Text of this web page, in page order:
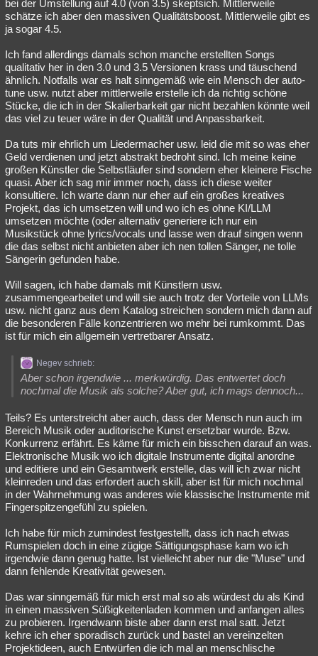
bei der Umstellung auf 4.0 (von 3.5) skeptsich. Mittlerweile
schätze ich aber den massiven Qualitätsboost. Mittlerweile gibt es
ja sogar 4.5.
Ich fand allerdings damals schon manche erstellten Songs
qualitativ her in den 3.0 und 3.5 Versionen krass und täuschend
ähnlich. Notfalls war es halt sinngemäß wie ein Mensch der auto-
tune usw. nutzt aber mittlerweile erstelle ich da richtig schöne
Stücke, die ich in der Skalierbarkeit gar nicht bezahlen könnte weil
das viel zu teuer wäre in der Qualität und Anpassbarkeit.
Da tuts mir ehrlich um Liedermacher usw. leid die mit so was eher
Geld verdienen und jetzt abstrakt bedroht sind. Ich meine keine
großen Künstler die Selbstläufer sind sondern eher kleinere Fische
quasi. Aber ich sag mir immer noch, dass ich diese weiter
konsultiere. Ich warte dann nur eher auf ein großes kreatives
Projekt, das ich umsetzen will und wo ich es ohne KI/LLM
umsetzen möchte (oder alternativ generiere ich nur ein
Musikstück ohne lyrics/vocals und lasse wen drauf singen wenn
die das selbst nicht anbieten aber ich nen tollen Sänger, ne tolle
Sängerin gefunden habe.
Will sagen, ich habe damals mit Künstlern usw.
zusammengearbeitet und will sie auch trotz der Vorteile von LLMs
usw. nicht ganz aus dem Katalog streichen sondern mich dann auf
die besonderen Fälle konzentrieren wo mehr bei rumkommt. Das
ist für mich ein allgemein vertretbarer Ansatz.
Negev schrieb:
Aber schon irgendwie ... merkwürdig. Das entwertet doch
nochmal die Musik als solche? Aber gut, ich mags dennoch...
Teils? Es unterstreicht aber auch, dass der Mensch nun auch im
Bereich Musik oder auditorische Kunst ersetzbar wurde. Bzw.
Konkurrenz erfährt. Es käme für mich ein bisschen darauf an was.
Elektronische Musik wo ich digitale Instrumente digital anordne
und editiere und ein Gesamtwerk erstelle, das will ich zwar nicht
kleinreden und das erfordert auch skill, aber ist für mich nochmal
in der Wahrnehmung was anderes wie klassische Instrumente mit
Fingerspitzengefühl zu spielen.
Ich habe für mich zumindest festgestellt, dass ich nach etwas
Rumspielen doch in eine zügige Sättigungsphase kam wo ich
irgendwie dann genug hatte. Ist vielleicht aber nur die "Muse" und
dann fehlende Kreativität gewesen.
Das war sinngemäß für mich erst mal so als würdest du als Kind
in einen massiven Süßigkeitenladen kommen und anfangen alles
zu probieren. Irgendwann biste aber dann erst mal satt. Jetzt
kehre ich eher sporadisch zurück und bastel an vereinzelten
Projektideen, auch Entwürfen die ich mal an menschlische